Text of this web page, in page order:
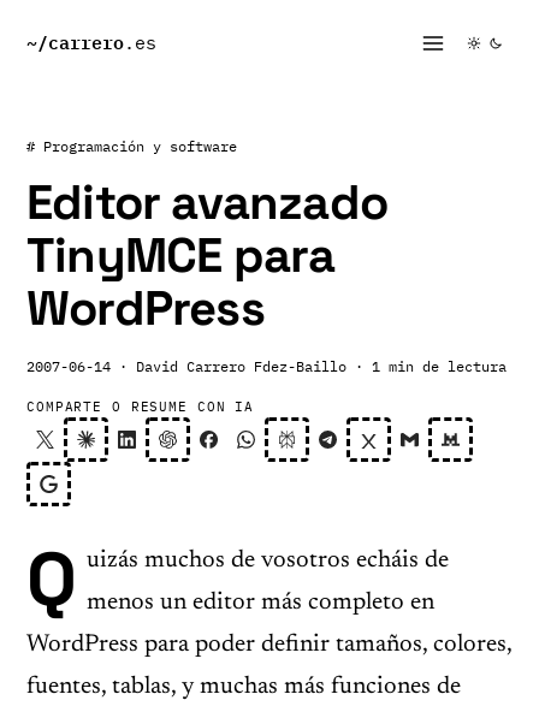
~/carrero.es
# Programación y software
Editor avanzado
TinyMCE para
WordPress
2007-06-14 · David Carrero Fdez-Baillo · 1 min de lectura
COMPARTE O RESUME CON IA
Q uizás muchos de vosotros echáis de
menos un editor más completo en
WordPress para poder definir tamaños, colores,
fuentes, tablas, y muchas más funciones de